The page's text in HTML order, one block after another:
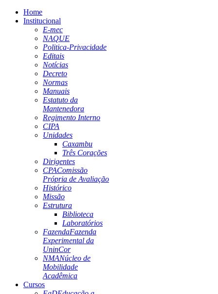
Home
Institucional
E-mec
NAQUE
Politica-Privacidade
Editais
Notícias
Decreto
Normas
Manuais
Estatuto da
Mantenedora
Regimento Interno
CIPA
Unidades
Caxambu
Três Corações
Dirigentes
CPAComissão
Própria de Avaliação
Histórico
Missão
Estrutura
Biblioteca
Laboratórios
FazendaFazenda
Experimental da
UninCor
NMANúcleo de
Mobilidade
Acadêmica
Cursos